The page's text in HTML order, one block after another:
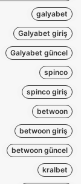
galyabet
Galyabet giriş
Galyabet güncel
spinco
spinco giriş
betwoon
betwoon giriş
betwoon güncel
kralbet